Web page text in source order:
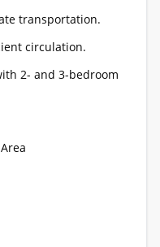
transportation.
circulation.
2- and 3-bedroom